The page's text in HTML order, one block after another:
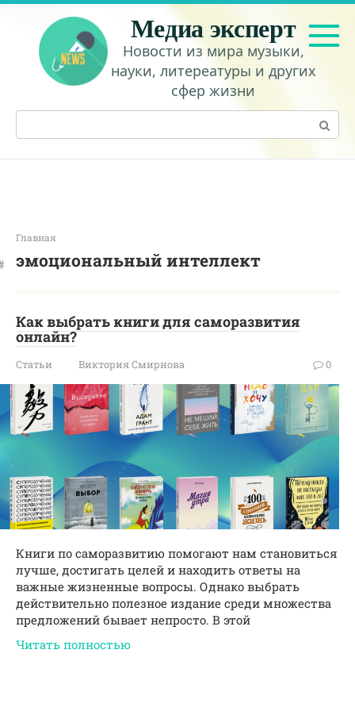
Перейти
контенту
Медиа эксперт
Новости из мира музыки,
науки, литереатуры и других
сфер жизни
Поиск:
Главная
эмоциональный интеллект
Как выбрать книги для саморазвития
онлайн?
Статьи Виктория Смирнова 0
Книги по саморазвитию помогают нам становиться
лучше, достигать целей и находить ответы на
важные жизненные вопросы. Однако выбрать
действительно полезное издание среди множества
предложений бывает непросто. В этой
Читать полностью